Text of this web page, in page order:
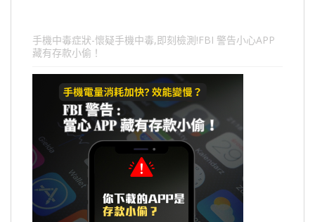
手機中毒症狀-懷疑手機中毒,即刻檢測!FBI 警告小心APP
藏有存款小偷！